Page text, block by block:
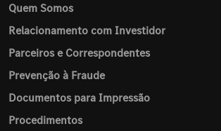
Quem Somos
Relacionamento com Investidor
Parceiros e Correspondentes
Prevenção à Fraude
Documentos para Impressão
Procedimentos